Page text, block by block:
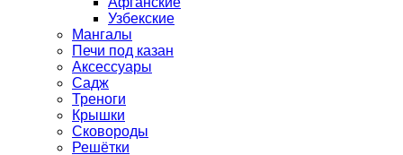
Узбекские
Мангалы
Печи под казан
Аксессуары
Садж
Треноги
Крышки
Сковороды
Решётки